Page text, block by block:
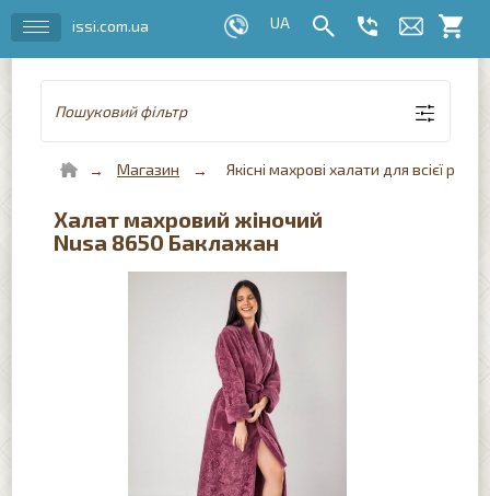
issi.com.ua
Пошуковий фільтр
Магазин Якісні махрові халати для всієї
Халат махровий жіночий
Nusa 8650 Баклажан